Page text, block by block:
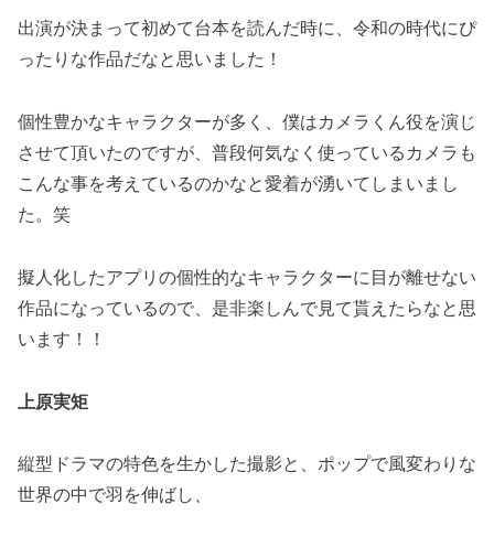
出演が決まって初めて台本を読んだ時に、令和の時代にぴ
ったりな作品だなと思いました！
個性豊かなキャラクターが多く、僕はカメラくん役を演じ
させて頂いたのですが、普段何気なく使っているカメラも
こんな事を考えているのかなと愛着が湧いてしまいまし
た。笑
擬人化したアプリの個性的なキャラクターに目が離せない
作品になっているので、是非楽しんで見て貰えたらなと思
います！！
上原実矩
縦型ドラマの特色を生かした撮影と、ポップで風変わりな
世界の中で羽を伸ばし、